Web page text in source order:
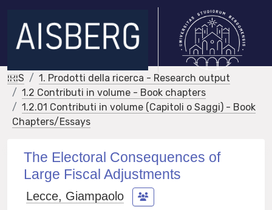
IRIS
1. Prodotti della ricerca - Research output
1.2 Contributi in volume - Book chapters
1.2.01 Contributi in volume (Capitoli o Saggi) - Book
Chapters/Essays
The Electoral Consequences of
Large Fiscal Adjustments
Lecce, Giampaolo